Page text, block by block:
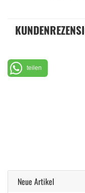
teilen
Neue Artikel